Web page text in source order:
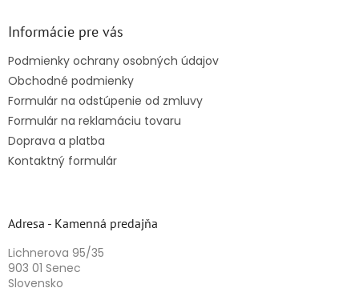
Informácie pre vás
Podmienky ochrany osobných údajov
Obchodné podmienky
Formulár na odstúpenie od zmluvy
Formulár na reklamáciu tovaru
Doprava a platba
Kontaktný formulár
Adresa - Kamenná predajňa
Lichnerova 95/35
903 01 Senec
Slovensko